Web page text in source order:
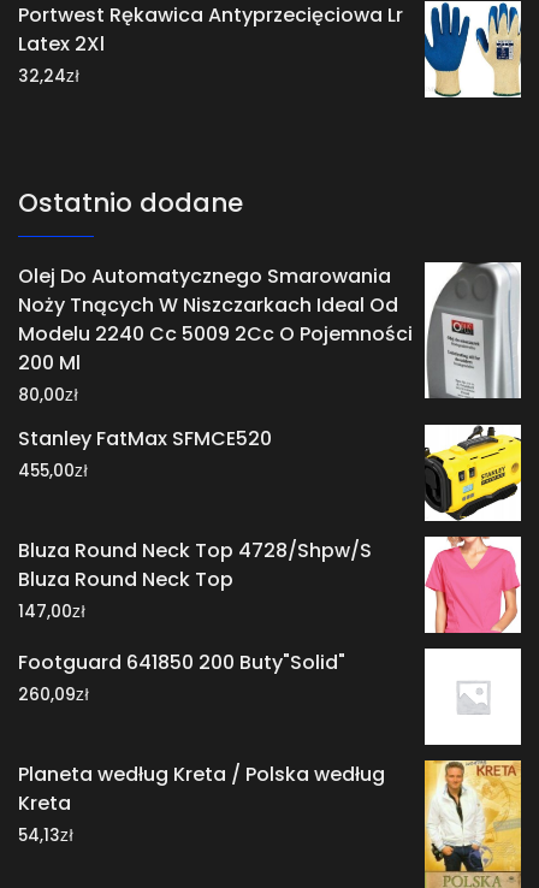
Portwest Rękawica Antyprzecięciowa Lr
Latex 2Xl
32,24zł
Ostatnio dodane
Olej Do Automatycznego Smarowania
Noży Tnących W Niszczarkach Ideal Od
Modelu 2240 Cc 5009 2Cc O Pojemności
200 Ml
80,00zł
Stanley FatMax SFMCE520
455,00zł
Bluza Round Neck Top 4728/Shpw/S
Bluza Round Neck Top
147,00zł
Footguard 641850 200 Buty"Solid"
260,09zł
Planeta według Kreta / Polska według
Kreta
54,13zł